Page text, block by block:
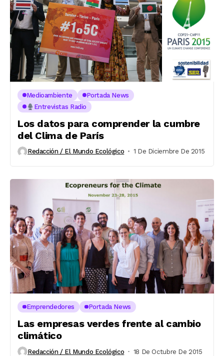
Medioambiente
Portada News
Entrevistas Radio
Los datos para comprender la cumbre
del Clima de París
Redacción / El Mundo Ecológico 1 De Diciembre De 2015
Emprendedores Portada News
Las empresas verdes frente al cambio
climático
Redacción / El Mundo Ecológico 18 De Octubre De 2015